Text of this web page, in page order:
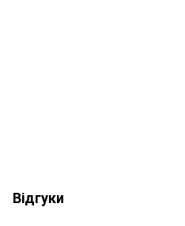
Відгуки